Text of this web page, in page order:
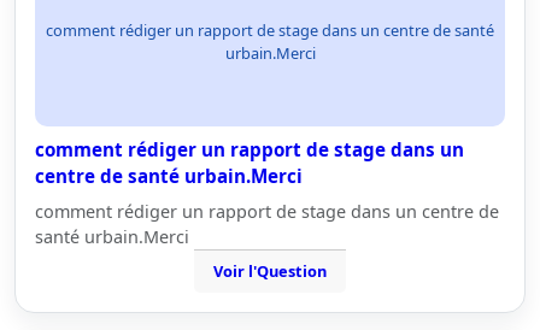
comment rédiger un rapport de stage dans un centre de santé
urbain.Merci
comment rédiger un rapport de stage dans un
centre de santé urbain.Merci
comment rédiger un rapport de stage dans un centre de
santé urbain.Merci
Voir l'Question